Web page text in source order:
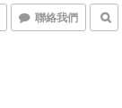
聯絡我們